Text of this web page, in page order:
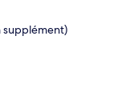
supplément)